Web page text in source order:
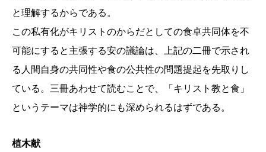
と理解するからである。
この私有化がキリストのからだとしての食卓共同体を不
可能にすると主張する安の議論は、上記の二冊で示され
る人間自身の共同性や食の公共性の問題提起を先取りし
ている。三冊あわせて読むことで、「キリスト教と食」
というテーマは神学的にも深められるはずである。
植木献